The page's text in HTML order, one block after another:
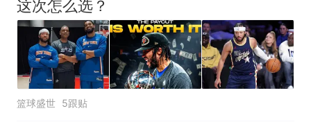
这次怎么选？
篮球盛世 5跟贴